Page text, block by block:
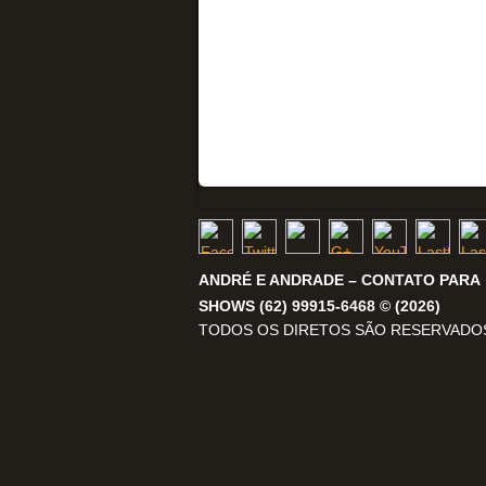
ANDRÉ E ANDRADE – CONTATO PARA
SHOWS (62) 99915-6468 © (2026)
TODOS OS DIRETOS SÃO